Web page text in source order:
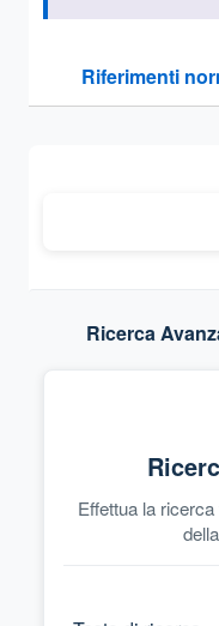
Riferimenti
Sezione compressa
Ricerca
Effettua la